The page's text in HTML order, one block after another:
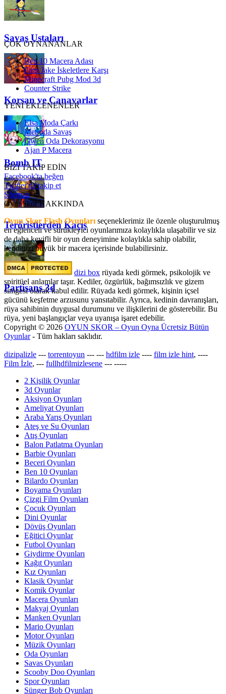
Savaş Ustaları
Korsan ve Canavarlar
Bomb IT
Teröristlerden Kaçış
Partisans 3d
ÇOK OYNANANLAR
Ben 10 Macera Adası
Finn Jake İskeletlere Karşı
Minecraft Pubg Mod 3d
Counter Strike
YENİ EKLENENLER
Elsa Moda Çarkı
Metroda Savaş
Gwen Oda Dekorasyonu
Ajan P Macera
BİZİ TAKİP EDİN
Facebook'ta beğen
Twitter'da takip et
Sitemap
OyunSkor HAKKINDA
Oyun Skor Flash Oyunları seçeneklerimiz ile özenle oluşturulmuş
en eğlenceli ve sürükleyici oyunlarımıza kolaylıkla ulaşabilir ve siz
de daha keyifli bir oyun deneyimine kolaylıkla sahip olabilir,
kendinizi büyük bir macera içerisinde bulabilirsiniz.
dizi box rüyada kedi görmek​, psikolojik ve
spiritüel anlamlar taşır. Kediler, özgürlük, bağımsızlık ve gizem
simgesi olarak kabul edilir. Rüyada kedi görmek, kişinin içsel
gücünü keşfetme arzusunu yansıtabilir. Ayrıca, kedinin davranışları,
rüya sahibinin duygusal durumunu ve ilişkilerini de gösterebilir. Bu
rüya, yeni başlangıçlar veya uyanışa işaret edebilir.
Copyright © 2026 OYUN SKOR – Oyun Oyna Ücretsiz Bütün
Oyunlar- Tüm hakları saklıdır.
dizipalizle --- torrentoyun --- --- hdfilm izle ---- film izle hint, ----
Film İzle, --- fullhdfilmizlesene --- -----
2 Kişilik Oyunlar
3d Oyunlar
Aksiyon Oyunları
Ameliyat Oyunları
Araba Yarış Oyunları
Ateş ve Su Oyunları
Atış Oyunları
Balon Patlatma Oyunları
Barbie Oyunları
Beceri Oyunları
Ben 10 Oyunları
Bilardo Oyunları
Boyama Oyunları
Çizgi Film Oyunları
Çocuk Oyunları
Dini Oyunlar
Dövüş Oyunları
Eğitici Oyunlar
Futbol Oyunları
Giydirme Oyunları
Kağıt Oyunları
Kız Oyunları
Klasik Oyunlar
Komik Oyunlar
Macera Oyunları
Makyaj Oyunları
Manken Oyunları
Mario Oyunları
Motor Oyunları
Müzik Oyunları
Oda Oyunları
Savas Oyunları
Scooby Doo Oyunları
Spor Oyunları
Sünger Bob Oyunları